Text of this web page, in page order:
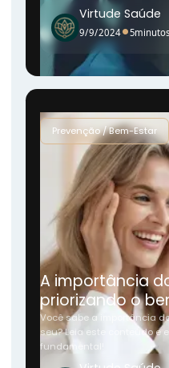
Virtude Saúde
9/9/2024•5
Prevenção / Bem-Estar
A importância
priorizando o
Você sabe a importância
seu? Leia este conteúdo e
fundamental!